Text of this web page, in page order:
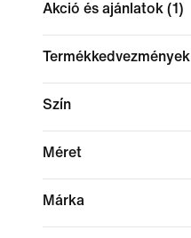
Akció és ajánlatok (1)
Termékkedvezmények
Szín
Méret
Márka